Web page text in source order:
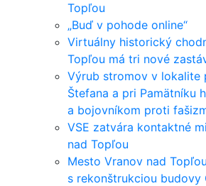
Topľou
„Buď v pohode online“
Virtuálny historický
Topľou má tri nové
Výrub stromov v lokalite
Štefana a pri Pamätníku
a bojovníkom proti
VSE zatvára kontaktné
nad Topľou
Mesto Vranov nad
s rekonštrukciou budovy